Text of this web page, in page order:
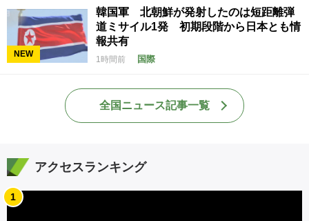
NEW
韓国軍 北朝鮮が発射したのは短距離弾
道ミサイル1発 初期段階から日本とも情
報共有
1時間前 国際
全国ニュース記事一覧
アクセスランキング
1